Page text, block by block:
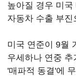
높아질 경우 미
자동차 수출 부
미국 연준이 9월
우세하나 연중
'매파적 동결'에